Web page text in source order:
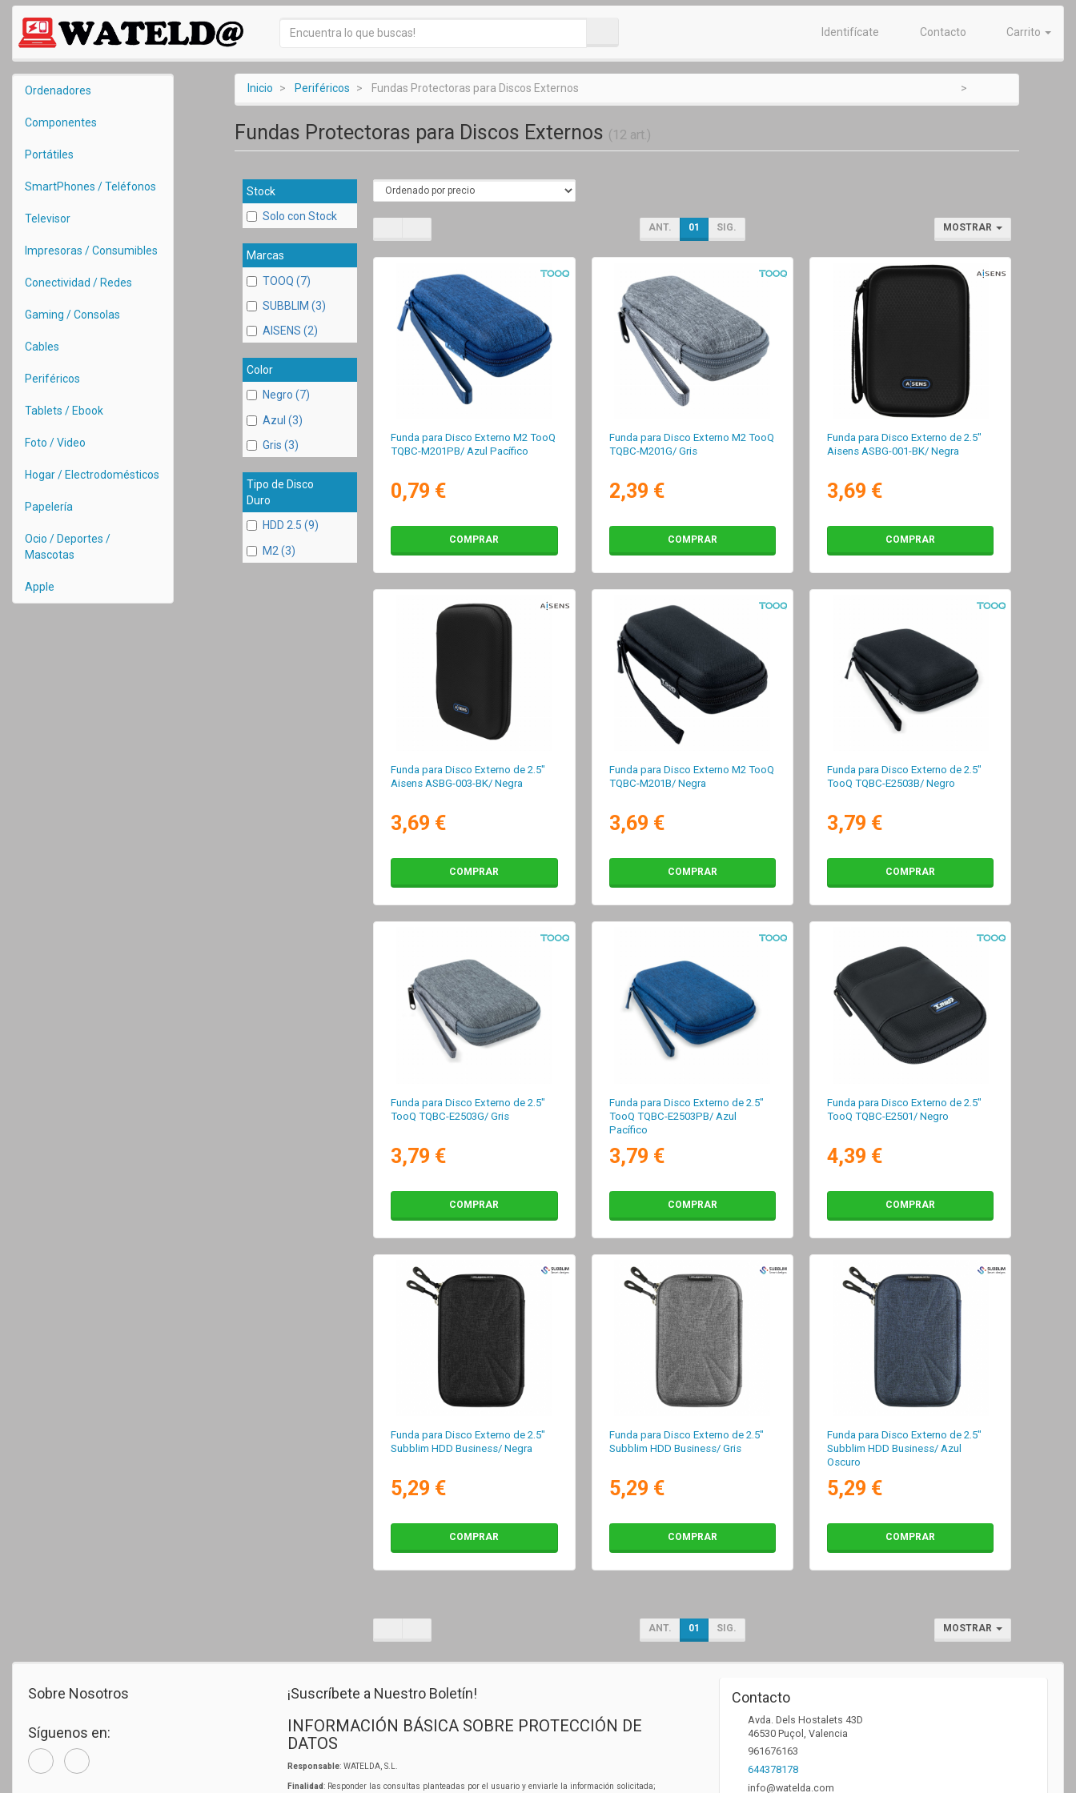
Identifícate Contacto Carrito
Ordenadores
Componentes
Portátiles
SmartPhones / Teléfonos
Televisor
Impresoras / Consumibles
Conectividad / Redes
Gaming / Consolas
Cables
Periféricos
Tablets / Ebook
Foto / Video
Hogar / Electrodomésticos
Papelería
Ocio / Deportes /
Mascotas
Apple
Inicio Periféricos Fundas Protectoras para Discos Externos
Fundas Protectoras para Discos Externos (12 art.)
Stock
Solo con Stock
Marcas
TOOQ (7)
SUBBLIM (3)
AISENS (2)
Color
Negro (7)
Azul (3)
Gris (3)
Tipo de Disco
Duro
HDD 2.5 (9)
M2 (3)
ANT. 01 SIG. MOSTRAR
Funda para Disco Externo M2 TooQ
TQBC-M201PB/ Azul Pacífico
0,79 €
COMPRAR
Funda para Disco Externo M2 TooQ
TQBC-M201G/ Gris
2,39 €
COMPRAR
Funda para Disco Externo de 2.5"
Aisens ASBG-001-BK/ Negra
3,69 €
COMPRAR
Funda para Disco Externo de 2.5"
Aisens ASBG-003-BK/ Negra
3,69 €
COMPRAR
Funda para Disco Externo M2 TooQ
TQBC-M201B/ Negra
3,69 €
COMPRAR
Funda para Disco Externo de 2.5"
TooQ TQBC-E2503B/ Negro
3,79 €
COMPRAR
Funda para Disco Externo de 2.5"
TooQ TQBC-E2503G/ Gris
3,79 €
COMPRAR
Funda para Disco Externo de 2.5"
TooQ TQBC-E2503PB/ Azul
Pacífico
3,79 €
COMPRAR
Funda para Disco Externo de 2.5"
TooQ TQBC-E2501/ Negro
4,39 €
COMPRAR
Funda para Disco Externo de 2.5"
Subblim HDD Business/ Negra
5,29 €
COMPRAR
Funda para Disco Externo de 2.5"
Subblim HDD Business/ Gris
5,29 €
COMPRAR
Funda para Disco Externo de 2.5"
Subblim HDD Business/ Azul
Oscuro
5,29 €
COMPRAR
ANT. 01 SIG. MOSTRAR
Sobre Nosotros
Síguenos en:
¡Suscríbete a Nuestro Boletín!
INFORMACIÓN BÁSICA SOBRE PROTECCIÓN DE
DATOS
Responsable: WATELDA, S.L.
Finalidad: Responder las consultas planteadas por el usuario y enviarle la información solicitada;
Contacto
Avda. Dels Hostalets 43D
46530 Puçol Valencia
961676163
644378178
info@watelda.com